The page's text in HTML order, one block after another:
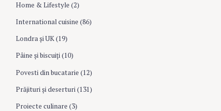
Home & Lifestyle (2)
International cuisine (86)
Londra şi UK(19)
Pâine şi biscuiţi(10)
Povesti din bucatarie (12)
Prăjituri şi deserturi(131)
Proiecte culinare (3)